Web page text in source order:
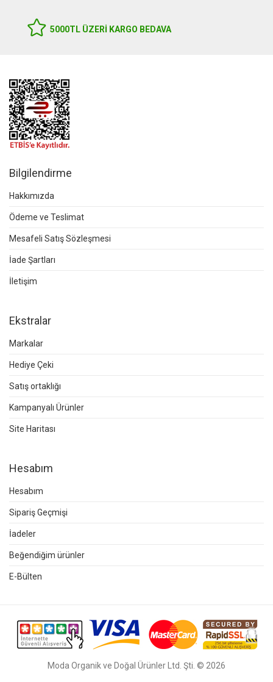
5000TL ÜZERI KARGO BEDAVA
Bilgilendirme
Hakkımızda
Ödeme ve Teslimat
Mesafeli Satış Sözleşmesi
İade Şartları
İletişim
Ekstralar
Markalar
Hediye Çeki
Satış ortaklığı
Kampanyalı Ürünler
Site Haritası
Hesabım
Hesabım
Sipariş Geçmişi
İadeler
Beğendiğim ürünler
E-Bülten
Moda Organik ve Doğal Ürünler Ltd. Şti. © 2026